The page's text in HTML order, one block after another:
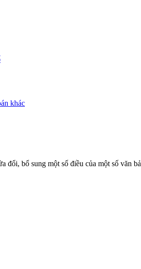
khác
bổ sung một số điều của một số văn